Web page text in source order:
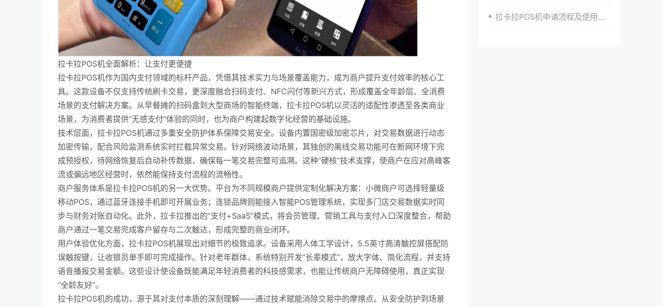
拉卡拉POS机全面解析：让支付更便捷
拉卡拉POS机作为国内支付领域的标杆产品，凭借其技术实力与场景覆盖能力，成为商户提升支付效率的核心工
具。这款设备不仅支持传统刷卡交易，更深度融合扫码支付、NFC闪付等新兴方式，形成覆盖全年龄层、全消费
场景的支付解决方案。从早餐摊的扫码盒到大型商场的智能终端，拉卡拉POS机以灵活的适配性渗透至各类商业
场景，为消费者提供“无感支付”体验的同时，也为商户构建起数字化经营的基础设施。
技术层面，拉卡拉POS机通过多重安全防护体系保障交易安全。设备内置国密级加密芯片，对交易数据进行动态
加密传输，配合风险监测系统实时拦截异常交易。针对网络波动场景，其独创的离线交易功能可在断网环境下完
成预授权，待网络恢复后自动补传数据，确保每一笔交易完整可追溯。这种“硬核”技术支撑，使商户在应对高峰客
流或偏远地区经营时，依然能保持支付流程的流畅性。
商户服务体系是拉卡拉POS机的另一大优势。平台为不同规模商户提供定制化解决方案：小微商户可选择轻量级
移动POS，通过蓝牙连接手机即可开展业务；连锁品牌则能接入智能POS管理系统，实现多门店交易数据实时同
步与财务对账自动化。此外，拉卡拉推出的“支付+SaaS”模式，将会员管理、营销工具与支付入口深度整合，帮助
商户通过一笔交易完成客户留存与二次触达，形成完整的商业闭环。
用户体验优化方面，拉卡拉POS机展现出对细节的极致追求。设备采用人体工学设计，5.5英寸高清触控屏搭配防
误触按键，让收银员单手即可完成操作。针对老年群体，系统特别开发“长辈模式”，放大字体、简化流程，并支持
语音播报交易金额。这些设计使设备既能满足年轻消费者的科技感需求，也能让传统商户无障碍使用，真正实现
“全龄友好”。
拉卡拉POS机的成功，源于其对支付本质的深刻理解——通过技术赋能消除交易中的摩擦点。从安全防护到场景
拉卡拉POS机申请流程及使用注意事项详解